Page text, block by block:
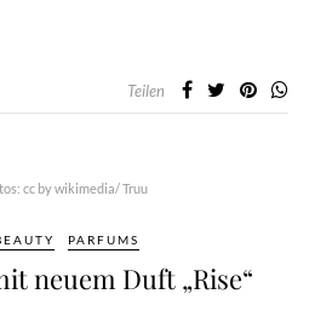
Teilen
cc by wikimedia/ Truu
PARFUMS
neuem Duft „Rise“